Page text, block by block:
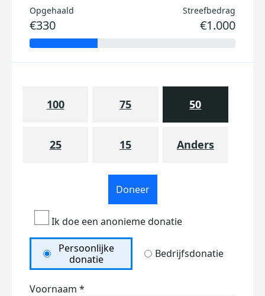
Opgehaald
€330
Streefbedrag
€1.000
100 75 50
25 15 Anders
Doneer
Ik doe een anonieme donatie
Persoonlijke
donatie
Bedrijfsdonatie
Voornaam *